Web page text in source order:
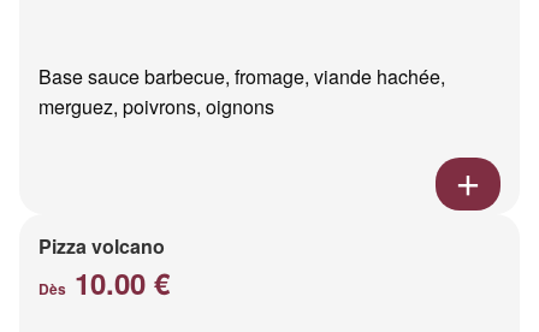
Base sauce barbecue, fromage, viande hachée,
merguez, poivrons, oignons
Pizza volcano
Dès 10.00 €